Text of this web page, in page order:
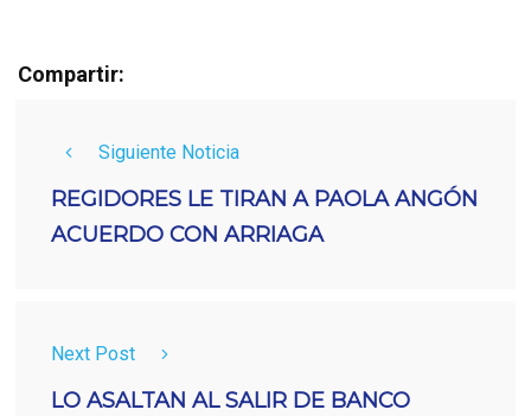
Compartir:
Siguiente Noticia
REGIDORES LE TIRAN A PAOLA ANGÓN
ACUERDO CON ARRIAGA
Next Post
LO ASALTAN AL SALIR DE BANCO